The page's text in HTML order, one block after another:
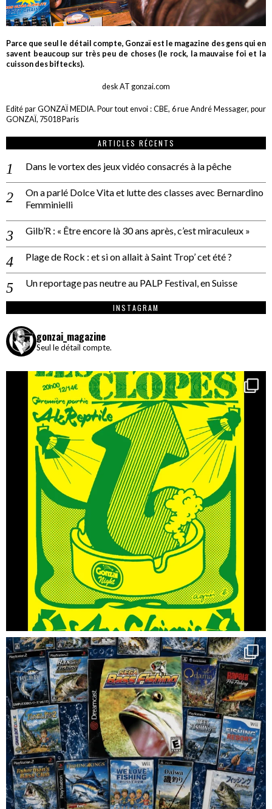
Parce que seul le détail compte, Gonzaï est le magazine des gens qui en
savent beaucoup sur très peu de choses (le rock, la mauvaise foi et la
cuisson des biftecks).
desk AT gonzai.com
Edité par GONZAÏ MEDIA. Pour tout envoi : CBE, 6 rue André Messager, pour
GONZAÏ, 75018 Paris
ARTICLES RÉCENTS
Dans le vortex des jeux vidéo consacrés à la pêche
On a parlé Dolce Vita et lutte des classes avec Bernardino
Femminielli
Gilb’R : « Être encore là 30 ans après, c’est miraculeux »
Plage de Rock : et si on allait à Saint Trop’ cet été ?
Un reportage pas neutre au PALP Festival, en Suisse
INSTAGRAM
gonzai_magazine
Seul le détail compte.